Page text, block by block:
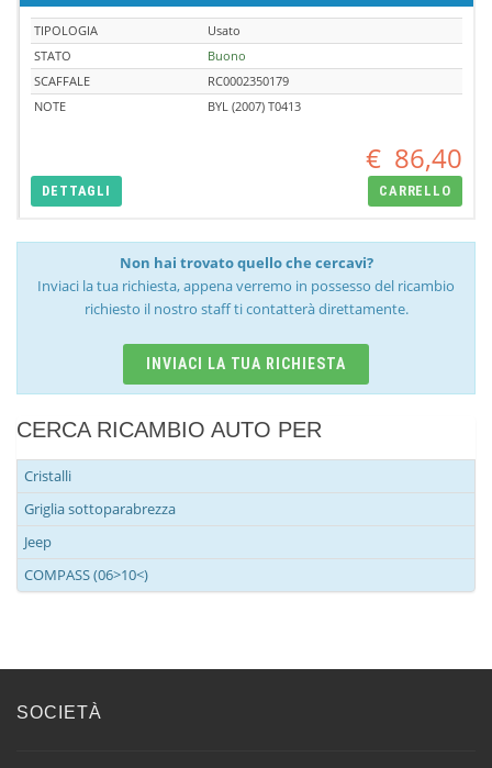
TIPOLOGIA
Usato
STATO
Buono
SCAFFALE
RC0002350179
NOTE
BYL (2007) T0413
€ 86,40
DETTAGLI CARRELLO
Non hai trovato quello che cercavi?
Inviaci la tua richiesta, appena verremo in possesso del ricambio
richiesto il nostro staff ti contatterà direttamente.
INVIACI LA TUA RICHIESTA
CERCA RICAMBIO AUTO PER
Cristalli
Griglia sottoparabrezza
Jeep
COMPASS (06>10<)
SOCIETÀ